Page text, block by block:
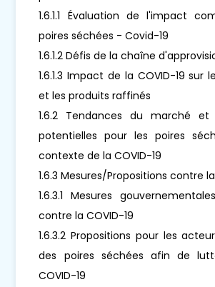
1.6.1.1 Évaluation de l'impact
poires séchées - Covid-19
1.6.1.2 Défis de la chaîne
1.6.1.3 Impact de la COVID-19 sur
et les produits raffinés
1.6.2 Tendances du marché et
potentielles pour les poires
contexte de la COVID-19
1.6.3 Mesures/Propositions contre
1.6.3.1 Mesures
contre la COVID-19
1.6.3.2 Propositions pour les
des poires séchées afin de
COVID-19